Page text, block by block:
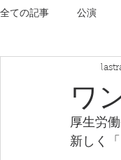
全ての記事 公演
ワ
厚生労
新しく